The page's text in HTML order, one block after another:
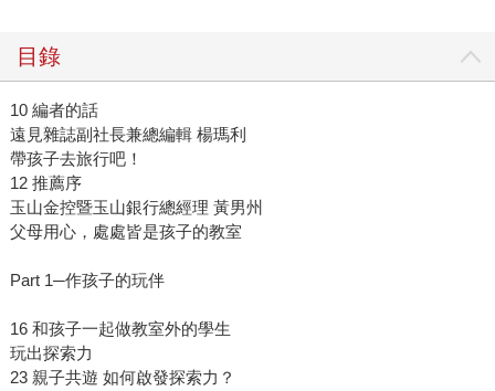
目錄
10 編者的話
遠見雜誌副社長兼總編輯 楊瑪利
帶孩子去旅行吧！
12 推薦序
玉山金控暨玉山銀行總經理 黃男州
父母用心，處處皆是孩子的教室
Part 1─作孩子的玩伴
16 和孩子一起做教室外的學生
玩出探索力
23 親子共遊 如何啟發探索力？